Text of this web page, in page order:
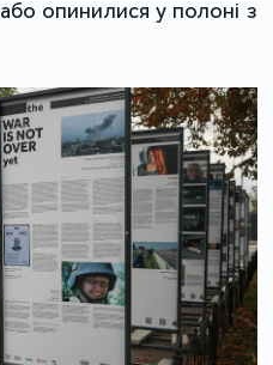
опинилися у полоні з